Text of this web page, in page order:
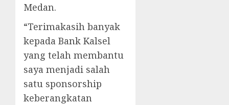
Medan.
“Terimakasih banyak
kepada Bank Kalsel
yang telah membantu
saya menjadi salah
satu sponsorship
keberangkatan